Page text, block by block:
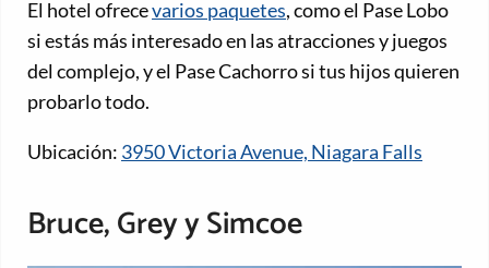
El hotel ofrecevarios paquetes, como el Pase Lobo
si estás más interesado en las atracciones y juegos
del complejo, y el Pase Cachorro si tus hijos quieren
probarlo todo.
Ubicación: 3950 Victoria Avenue, Niagara Falls
Bruce, Grey y Simcoe